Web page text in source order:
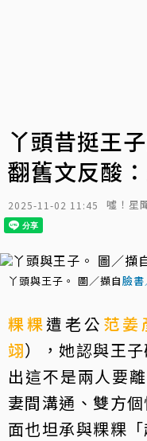
丫頭昔挺王
翻舊文反酸
2025-11-02 11:45 噓！星
丫頭與王子。 圖／擷自臉
粿粿遭老公 范姜
翊），她認與王
出這不是兩人要
妻間溝通、雙方
面也坦承與粿粿